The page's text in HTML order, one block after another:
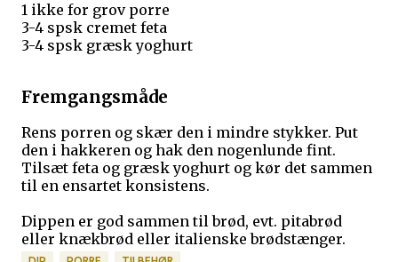
1 ikke for grov porre
3-4 spsk cremet feta
3-4 spsk græsk yoghurt
Fremgangsmåde
Rens porren og skær den i mindre stykker. Put
den i hakkeren og hak den nogenlunde fint.
Tilsæt feta og græsk yoghurt og kør det sammen
til en ensartet konsistens.
Dippen er god sammen til brød, evt. pitabrød
eller knækbrød eller italienske brødstænger.